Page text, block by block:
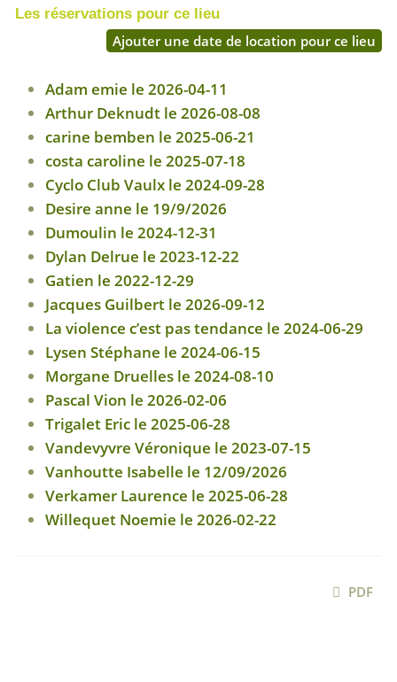
Les réservations pour ce lieu
Ajouter une date de location pour ce lieu
Adam emie le 2026-04-11
Arthur Deknudt le 2026-08-08
carine bemben le 2025-06-21
costa caroline le 2025-07-18
Cyclo Club Vaulx le 2024-09-28
Desire anne le 19/9/2026
Dumoulin le 2024-12-31
Dylan Delrue le 2023-12-22
Gatien le 2022-12-29
Jacques Guilbert le 2026-09-12
La violence c’est pas tendance le 2024-06-29
Lysen Stéphane le 2024-06-15
Morgane Druelles le 2024-08-10
Pascal Vion le 2026-02-06
Trigalet Eric le 2025-06-28
Vandevyvre Véronique le 2023-07-15
Vanhoutte Isabelle le 12/09/2026
Verkamer Laurence le 2025-06-28
Willequet Noemie le 2026-02-22
PDF